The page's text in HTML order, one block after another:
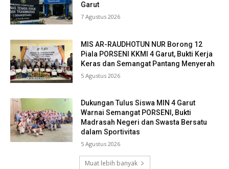
Garut
7 Agustus 2026
MIS AR-RAUDHOTUN NUR Borong 12
Piala PORSENI KKMI 4 Garut, Bukti Kerja
Keras dan Semangat Pantang Menyerah
5 Agustus 2026
Dukungan Tulus Siswa MIN 4 Garut
Warnai Semangat PORSENI, Bukti
Madrasah Negeri dan Swasta Bersatu
dalam Sportivitas
5 Agustus 2026
Muat lebih banyak